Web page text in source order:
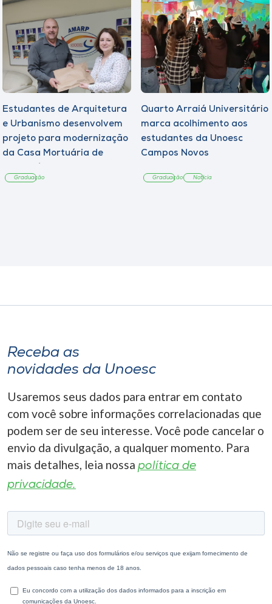
Estudantes de Arquitetura
e Urbanismo desenvolvem
projeto para modernização
da Casa Mortuária de
Graduação
Quarto Arraiá Universitário
marca acolhimento aos
estudantes da Unoesc
Campos Novos
Graduação Notícia
Receba as
novidades da Unoesc
Usaremos seus dados para entrar em contato
com você sobre informações correlacionadas que
podem ser de seu interesse. Você pode cancelar o
envio da divulgação, a qualquer momento. Para
mais detalhes, leia nossa política de
privacidade.